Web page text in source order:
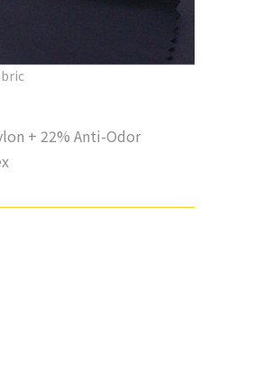
+ 22% Anti-Odor